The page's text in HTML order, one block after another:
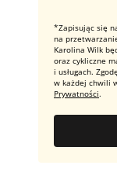
*Zapisując się
na
Karolina Wilk
oraz cykliczne
i usługach.
w każdej chwili
Prywatności.